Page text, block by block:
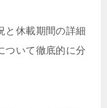
と休載期間の詳細
ついて徹底的に分